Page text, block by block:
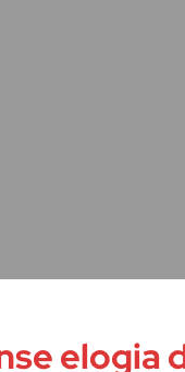
elogia